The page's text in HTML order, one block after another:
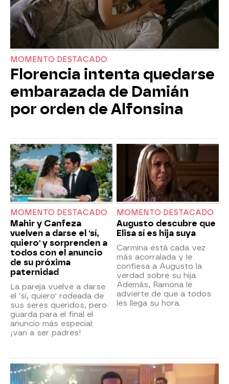
MOMENTO DESTACADO
Florencia intenta quedarse
embarazada de Damián
por orden de Alfonsina
MOMENTO DESTACADO
Mahir y Canfeza
vuelven a darse el 'sí,
quiero' y sorprenden a
todos con el anuncio
de su próxima
paternidad
La pareja vuelve a darse
el 'sí, quiero' rodeada de
sus seres queridos, pero
guarda para el final el
anuncio más especial:
¡van a ser padres!
MOMENTO DESTACADO
Augusto descubre que
Elisa sí es hija suya
Carmina está cada vez
más acorralada y le
confiesa a Augusto la
verdad sobre su hija.
Además, Ramona le
advierte de que a todos
les llega su hora.